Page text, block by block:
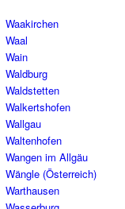
Waakirchen
Waal
Wain
Waldburg
Waldstetten
Walkertshofen
Wallgau
Waltenhofen
Wangen im Allgäu
Wängle (Österreich)
Warthausen